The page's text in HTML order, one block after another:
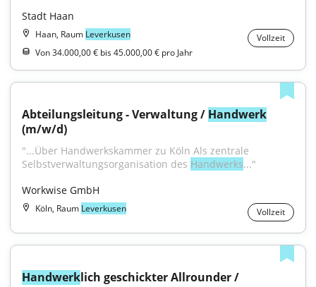
Stadt Haan
Haan, Raum Leverkusen
Vollzeit
Von 34.000,00 € bis 45.000,00 € pro Jahr
Abteilungsleitung - Verwaltung / Handwerk
(m/w/d)
"...Über Handwerkskammer zu Köln Als zentrale
Selbstverwaltungsorganisation des Handwerks..."
Workwise GmbH
Köln, Raum Leverkusen Vollzeit
Handwerklich geschickter Allrounder /